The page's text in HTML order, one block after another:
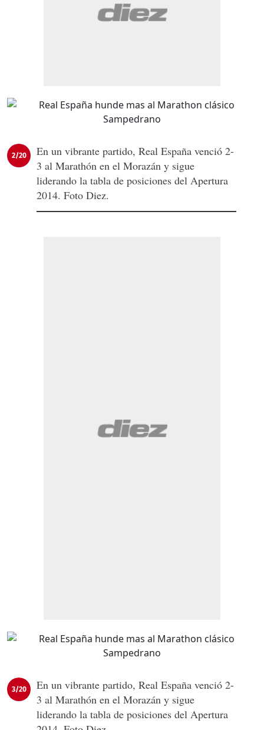
2/20
En un vibrante partido, Real España venció 2-
3 al Marathón en el Morazán y sigue
liderando la tabla de posiciones del Apertura
2014. Foto Diez.
3/20
En un vibrante partido, Real España venció 2-
3 al Marathón en el Morazán y sigue
liderando la tabla de posiciones del Apertura